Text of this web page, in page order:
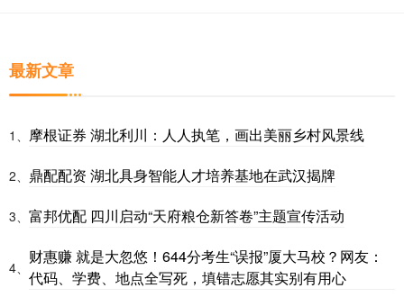
最新文章
1、 摩根证券 湖北利川：人人执笔，画出美丽乡村风景线
2、 鼎配配资 湖北具身智能人才培养基地在武汉揭牌
3、 富邦优配 四川启动“天府粮仓新答卷”主题宣传活动
4、
财惠赚 就是大忽悠！644分考生“误报”厦大马校？网友：
代码、学费、地点全写死，填错志愿其实别有用心